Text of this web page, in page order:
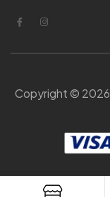
Copyright © 2026